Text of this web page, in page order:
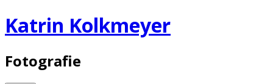
Katrin Kolkmeyer
Fotografie